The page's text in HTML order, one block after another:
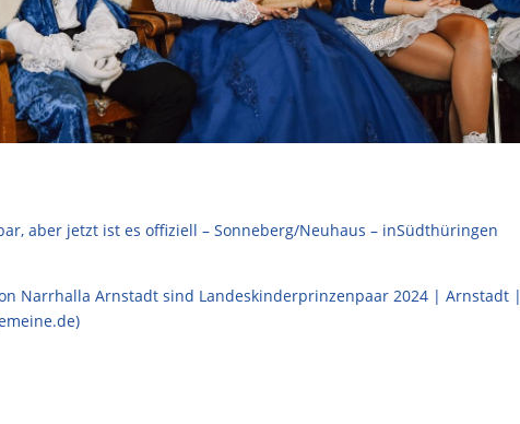
aber jetzt ist es offiziell – Sonneberg/Neuhaus – inSüdthüringen
Narrhalla Arnstadt sind Landeskinderprinzenpaar 2024 | Arnstadt |